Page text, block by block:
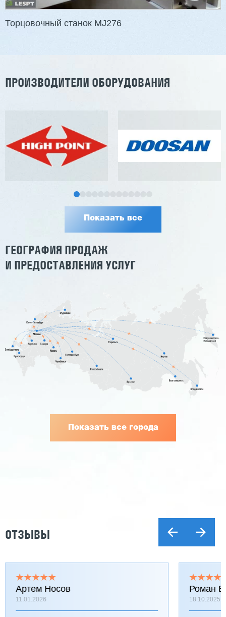
Узлы: 4 пилы, 2 фрезы
Торцовочный станок MJ276
ПРОИЗВОДИТЕЛИ ОБОРУДОВАНИЯ
Показать все
ГЕОГРАФИЯ ПРОДАЖ
И ПРЕДОСТАВЛЕНИЯ УСЛУГ
Показать все города
ОТЗЫВЫ
Артем Носов
11.01.2026
Роман
18.10.2025